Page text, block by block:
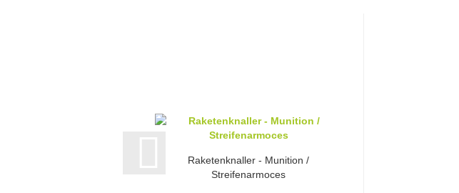
Raketenknaller - Munition /
Streifenarmoces